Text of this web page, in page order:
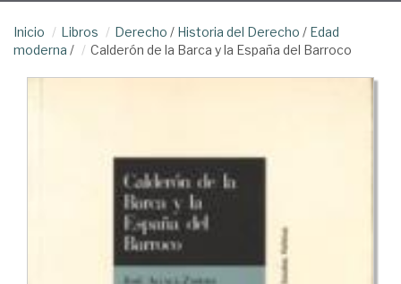
Inicio Libros Derecho / Historia del Derecho / Edad
moderna / Calderón de la Barca y la España del Barroco